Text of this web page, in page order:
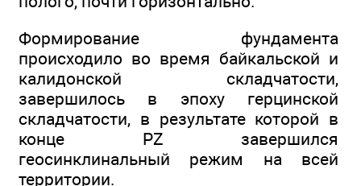
Формирование фундамента
происходило во время байкальской и
калидонской складчатости,
завершилось в эпоху герцинской
складчатости, в результате которой в
конце PZ завершился
геосинклинальный режим на всей
территории.